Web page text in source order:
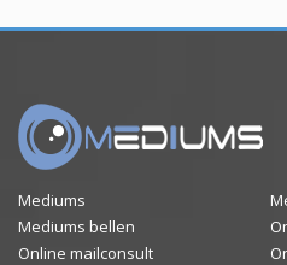
Mediums
Mediums bellen
Online mailconsult